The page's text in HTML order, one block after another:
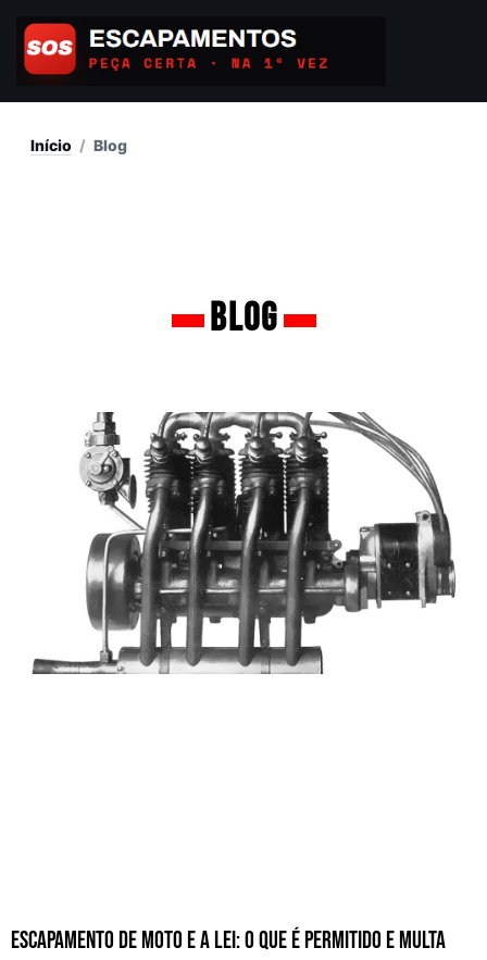
para
Início / Blog
Blog
Escapamento de Moto e a Lei: O Que É Permitido e Multa